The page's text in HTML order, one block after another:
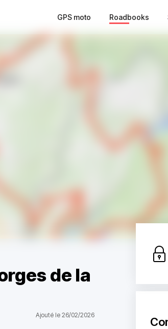
GPS moto Roadbooks
de la
Ajouté le 26/02/2026